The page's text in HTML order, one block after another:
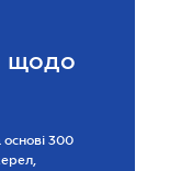
щодо
300